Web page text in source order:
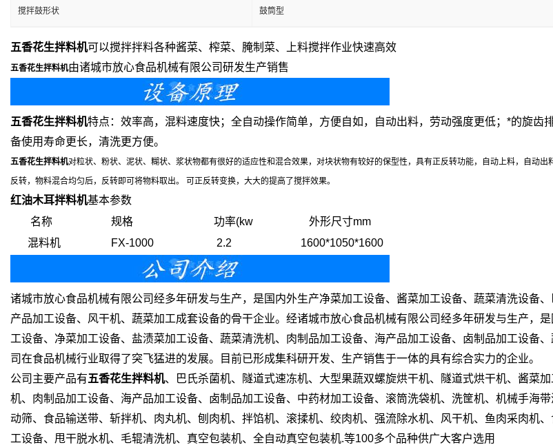
搅拌鼓形状 鼓筒型
五香花生拌料机可以搅拌拌料各种酱菜、榨菜、腌制菜、上料搅拌作业快速高效
五香花生拌料机由诸城市放心食品机械有限公司研发生产销售
五香花生拌料机特点：效率高，混料速度快；全自动操作简单，方便自如，自动出料，劳动强度更低；*的旋
备使用寿命更长，清洗更方便。
五香花生拌料机对粒状、粉状、泥状、糊状、浆状物都有很好的适应性和混合效果，对块状物有较好的保型性，具有正反转功能，自动上料，自动
反转，物料混合均匀后，反转即可将物料取出。 可正反转变换，大大的提高了搅拌效果。
红油木耳拌料机基本参数
名称
规格 功率(kw
外形尺寸mm
混料机
FX-1000 2.2 1600*1050*1600
诸城市放心食品机械有限公司经多年研发与生产，是国内外生产净菜加工设备、酱菜加工设备、蔬菜清洗设备
产品加工设备、风干机、蔬菜加工成套设备的骨干企业。经诸城市放心食品机械有限公司经多年研发与生产，
工设备、净菜加工设备、盐渍菜加工设备、蔬菜清洗机、肉制品加工设备、海产品加工设备、卤制品加工设备
司在食品机械行业取得了突飞猛进的发展。目前已形成集科研开发、生产销售于一体的具有综合实力的企业。
公司主要产品有五香花生拌料机、巴氏杀菌机、隧道式速冻机、大型果蔬双螺旋烘干机、隧道式烘干机、酱菜
机、肉制品加工设备、海产品加工设备、卤制品加工设备、中药材加工设备、滚筒洗袋机、洗筐机、机械手海
动筛、食品输送带、斩拌机、肉丸机、刨肉机、拌馅机、滚揉机、绞肉机、强流除水机、风干机、鱼肉采肉机
工设备、甩干脱水机、毛辊清洗机、真空包装机、全自动真空包装机.等100多个品种供广大客户选用